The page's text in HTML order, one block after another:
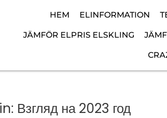
HEM ELINFORMATION
JÄMFÖR ELPRIS ELSKLING
Взгляд на 2023 год